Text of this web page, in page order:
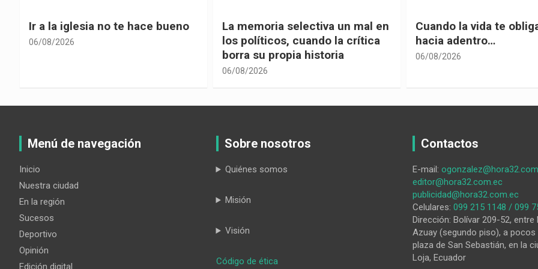
La memoria selectiva un mal en
los políticos, cuando la crítica
Cuando la vida te obliga a mirar
hacia adentro…
06/08/2026
Urnas, democracia y el
vivir
05/08/2026
Menú de navegación
Inicio
Nuestra ciudad
En la región
Sucesos
Deportivo
Opinión
Edición digital
Sobre nosotros
Quiénes somos
Misión
Visión
Código de ética:
Contactos
E-mail:
editor@hora32.com.ec
publicidad@hora32.com.ec
Celulares: 099 215 1148 / 099
Dirección: Bolívar 209-52, entre
Azuay (segundo piso), a
plaza de San Sebastián, en la
Loja, Ecuador